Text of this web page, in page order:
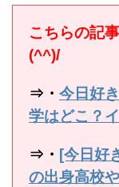
こちらの記
(^^)/
⇒・ 今日好
学はどこ？
⇒・ [今日好
の出身高校